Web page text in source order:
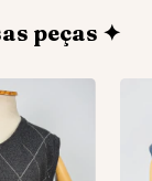
peças ✦